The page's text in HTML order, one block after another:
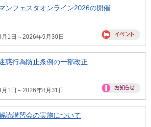
ンフェスタオンライン2026の開催
1日～2026年9月30日
惑行為防止条例の一部改正
1日～2026年8月31日
読講習会の実施について